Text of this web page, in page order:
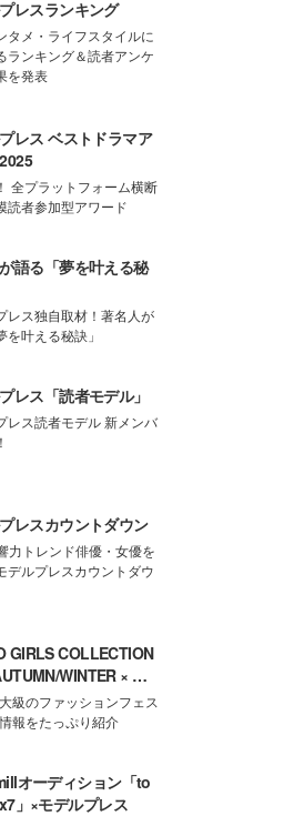
レスランキング
タメ・ライフスタイルに
ランキング＆読者アンケ
を発表
レス ベストドラマア
全プラットフォーム横断
読者参加型アワード
語る「夢を叶える秘
レス独自取材！著名人が
を叶える秘訣」
レス「読者モデル」
レス読者モデル 新メンバ
レスカウントダウン
力トレンド俳優・女優を
デルプレスカウントダウ
GIRLS COLLECTION
WINTER × モ
ス
級のファッションフェス
報をたっぷり紹介
オーディション「to
」×モデルプレス